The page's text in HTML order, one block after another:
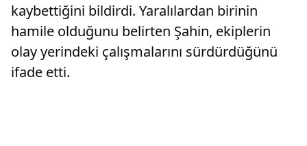
kaybettiğini bildirdi. Yaralılardan birinin
hamile olduğunu belirten Şahin, ekiplerin
olay yerindeki çalışmalarını sürdürdüğünü
ifade etti.